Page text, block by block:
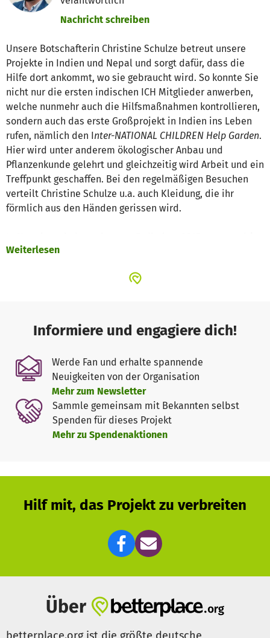
Nachricht schreiben
Unsere Botschafterin Christine Schulze betreut unsere
Pro­jekte in Indien und Nepal und sorgt dafür, dass die
Hilfe dort ankommt, wo sie gebraucht wird. So konnte Sie
nicht nur die ersten indischen ICH Mitglieder anwerben,
welche nunmehr auch die Hilfsmaß­nahmen kontrollieren,
sondern auch das erste Großprojekt in Indien ins Leben
rufen, nämlich den Inter-NATIONAL CHILDREN Help Garden.
Hier wird unter anderem ökolo­gischer Anbau und
Pflanzenkunde gelehrt und gleichzeitig wird Arbeit und ein
Treffpunkt geschaffen. Bei den regelmäßigen Besuchen
verteilt Christine Schulze u.a. auch Kleidung, die ihr
förmlich aus den Händen gerissen wird.
gend Hilfe geleistet werden. Schwierig war dies auch
Mitleidenschaft ge­zogen wurde. Um eine Versorgung mit
Wasserfilteranlagen nach Nepal transportiert und
installieren lassen.
Die Lage in Nepal hat sich seitdem verbessert, weitere
Hilfen in allen Be­reichen sind aber immer noch von Nöten.
Für die nächste Hilfsaktion vor Ort durch Frau Schulze
sammeln wir Mittel, um die Menschen mit Kleidung und
Nahrung zu versorgen und Schulmaterial für Kinder zu
Weiterlesen
Informiere und engagiere dich!
Werde Fan und erhalte spannende
Neuigkeiten von der Organisation
Mehr zum Newsletter
Sammle gemeinsam mit Bekannten selbst
Spenden für dieses Projekt
Mehr zu Spendenaktionen
Hilf mit, das Projekt zu verbreiten
Über